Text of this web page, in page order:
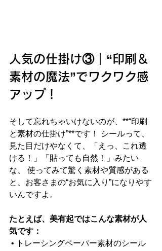
人気の仕掛け③｜“印刷＆
素材の魔法”でワクワク感
アップ！
そして忘れちゃいけないのが、**“印刷
と素材の仕掛け”**です！ シールって、
見た目だけやなくて、「えっ、これ透
ける！」「貼っても自然！」みたい
な、 使ってみて驚く素材や質感がある
と、お客さまの“お気に入り”になりやす
いんですよ。
たとえば、美有起ではこんな素材が人
気です：
• トレーシングペーパー素材のシール